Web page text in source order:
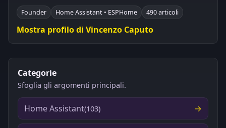
Founder Home Assistant • ESPHome 490 articoli
Mostra profilo di Vincenzo Caputo
Categorie
Sfoglia gli argomenti principali.
Home Assistant(103)